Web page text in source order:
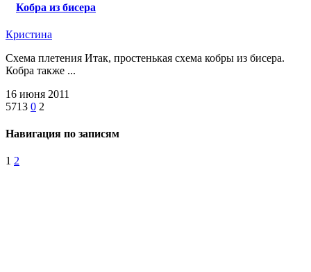
Кобра из бисера
Кристина
Схема плетения Итак, простенькая схема кобры из бисера.
Кобра также ...
16 июня 2011
5713 0 2
Навигация по записям
1 2